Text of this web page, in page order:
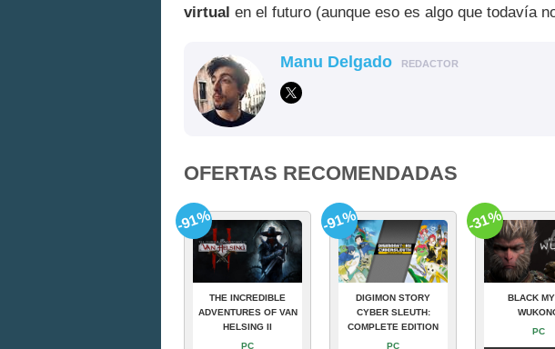
virtual en el futuro (aunque eso es algo que todavía
Manu Delgado REDACTOR
OFERTAS RECOMENDADAS
THE INCREDIBLE
ADVENTURES OF VAN
HELSING II
PC
-91%
DIGIMON STORY
CYBER SLEUTH:
COMPLETE EDITION
PC
-91%
BLACK
PC
-31%